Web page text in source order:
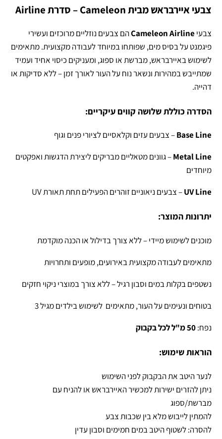
צבעי איירבראש מבית Cameleon – סדרת Airline
צבעי Cameleon Airlineהם צבעים נוזליים מרוכזים ועשירי
פיגמנט על בסיס מים, שפותחו במיוחד לעבודה מקצועית. מתאימים
לשימוש באיירבראש, מברשת או ספוג, ומעניקים כיסוי אחיד ועמיד
שמתייבש במהירות ונשאר נוח על העור לאורך זמן – ללא סדיקות או
דהייה.
הסדרה כוללת שלושה קווים עיקריים:
Base Line– צבעים עזים וקלאסיים לציורי פנים וגוף
Metal Line– גוונים מטאליים מבריקים ליצירת הדגשות ואפקטים
מיוחדים
UV Line– צבעים ניאוניים זוהרים הפעילים תחת תאורת UV
יתרונות המוצר:
מוכנים לשימוש מיידי – ללא צורך בדילול או הכנה מוקדמת
מתאימים לעבודה מקצועית באירועים, מופעים ותחרויות
נשטפים בקלות במים וסבון רגיל – ללא צורך במוצרי ניקוי חזקים
בטוחים ונעימים על העור, מתאימים לשימוש בילדים מגיל 3
נפח:50 מ"ל לכל בקבוק
הוראות שימוש:
לנער היטב את הבקבוק לפני השימוש
ניתן להזרים ישירות למכשיר האיירבראש או להניח עם
מברשת/ספוג
להמתין לייבוש מלא בין שכבות צבע
להסרה: לשטוף היטב במים חמימים וסבון עדין